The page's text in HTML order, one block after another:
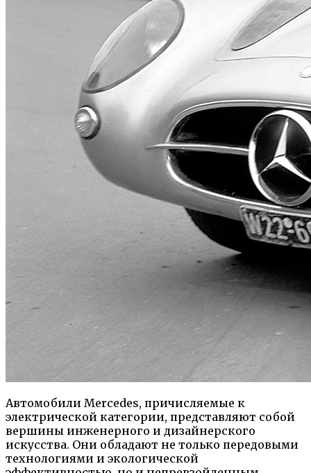
Автомобили Mercedes, причисляемые к
электрической категории, представляют собой
вершины инженерного и дизайнерского
искусства. Они обладают не только передовыми
технологиями и экологической